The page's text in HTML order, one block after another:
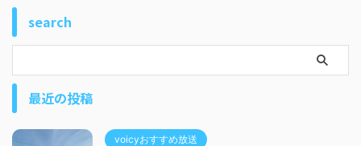
search
最近の投稿
voicyおすすめ放送